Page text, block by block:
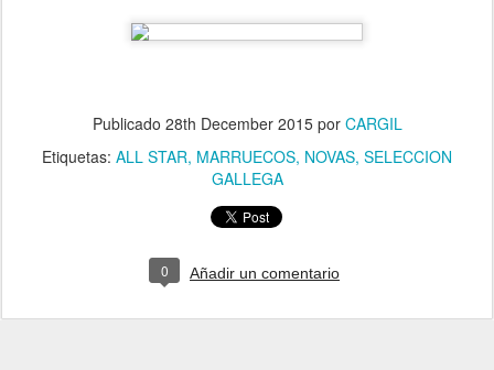
Publicado 28th December 2015por CARGIL
Etiquetas: ALL STAR MARRUECOS NOVAS SELECCION
GALLEGA
0 Añadir un comentario